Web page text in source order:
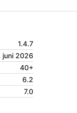
1.4.7
juni 2026
40+
6.2
7.0